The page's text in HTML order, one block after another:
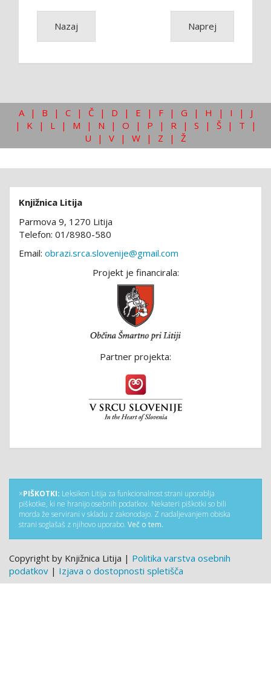
Nazaj Naprej
A | B | C | Č | D | E | F | G | H | I |
J
|
K | L | M | N | O | P | R | S | Š | T
|
U
| V | W | Z | Ž
Knjižnica Litija
Parmova 9, 1270 Litija
Telefon: 01/8980-580
Email: obrazi.srca.slovenije@gmail.com
Projekt je financirala:
Partner projekta:
×PIŠKOTKI: Leksikon Litija za funkcionalnost strani uporablja
piškotke, ki ne hranijo osebnih podatkov. Nekateri piškotki so bili
morda že servirani v skladu z zakonodajo. Z nadaljevanjem obiska
strani soglašaš z njihovo uporabo. Več o tem.
Copyright by Knjižnica Litija | Politika varstva osebnih
podatkov | Izjava o dostopnosti spletišča